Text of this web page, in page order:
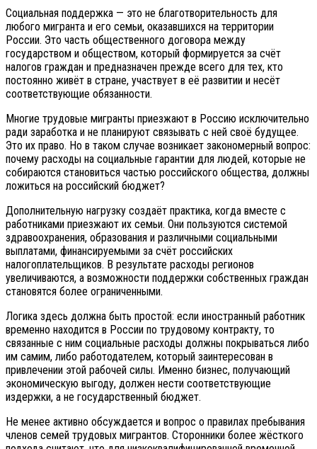
Социальная поддержка — это не благотворительность для
любого мигранта и его семьи, оказавшихся на территории
России. Это часть общественного договора между
государством и обществом, который формируется за счёт
налогов граждан и предназначен прежде всего для тех, кто
постоянно живёт в стране, участвует в её развитии и несёт
соответствующие обязанности.
Многие трудовые мигранты приезжают в Россию исключительно
ради заработка и не планируют связывать с ней своё будущее.
Это их право. Но в таком случае возникает закономерный вопрос:
почему расходы на социальные гарантии для людей, которые не
собираются становиться частью российского общества, должны
ложиться на российский бюджет?
Дополнительную нагрузку создаёт практика, когда вместе с
работниками приезжают их семьи. Они пользуются системой
здравоохранения, образования и различными социальными
выплатами, финансируемыми за счёт российских
налогоплательщиков. В результате расходы регионов
увеличиваются, а возможности поддержки собственных граждан
становятся более ограниченными.
Логика здесь должна быть простой: если иностранный работник
временно находится в России по трудовому контракту, то
связанные с ним социальные расходы должны покрываться либо
им самим, либо работодателем, который заинтересован в
привлечении этой рабочей силы. Именно бизнес, получающий
экономическую выгоду, должен нести соответствующие
издержки, а не государственный бюджет.
Не менее активно обсуждается и вопрос о правилах пребывания
членов семей трудовых мигрантов. Сторонники более жёсткого